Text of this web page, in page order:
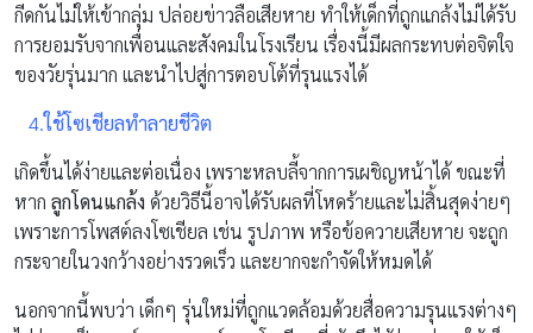
กีดกันไม่ให้เข้ากลุ่ม ปล่อยข่าวลือเสียหาย ทำให้เด็กที่ถูกแกล้งไม่ได้รับ
การยอมรับจากเพื่อนและสังคมในโรงเรียน เรื่องนี้มีผลกระทบต่อจิตใจ
ของวัยรุ่นมาก และนำไปสู่การตอบโต้ที่รุนแรงได้
4.ใช้โซเชียลทำลายชีวิต
เกิดขึ้นได้ง่ายและต่อเนื่อง เพราะหลบลี้จากการเผชิญหน้าได้ ขณะที่
หาก ลูกโดนแกล้ง ด้วยวิธีนี้อาจได้รับผลที่โหดร้ายและไม่สิ้นสุดง่ายๆ
เพราะการโพสต์ลงโซเชียล เช่น รูปภาพ หรือข้อควายเสียหาย จะถูก
กระจายในวงกว้างอย่างรวดเร็ว และยากจะกำจัดให้หมดได้
นอกจากนี้พบว่า เด็กๆ รุ่นใหม่ที่ถูกแวดล้อมด้วยสื่อความรุนแรงต่างๆ